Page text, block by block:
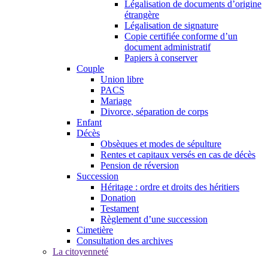
Légalisation de documents d’origine
étrangère
Légalisation de signature
Copie certifiée conforme d’un
document administratif
Papiers à conserver
Couple
Union libre
PACS
Mariage
Divorce, séparation de corps
Enfant
Décès
Obsèques et modes de sépulture
Rentes et capitaux versés en cas de décès
Pension de réversion
Succession
Héritage : ordre et droits des héritiers
Donation
Testament
Règlement d’une succession
Cimetière
Consultation des archives
La citoyenneté